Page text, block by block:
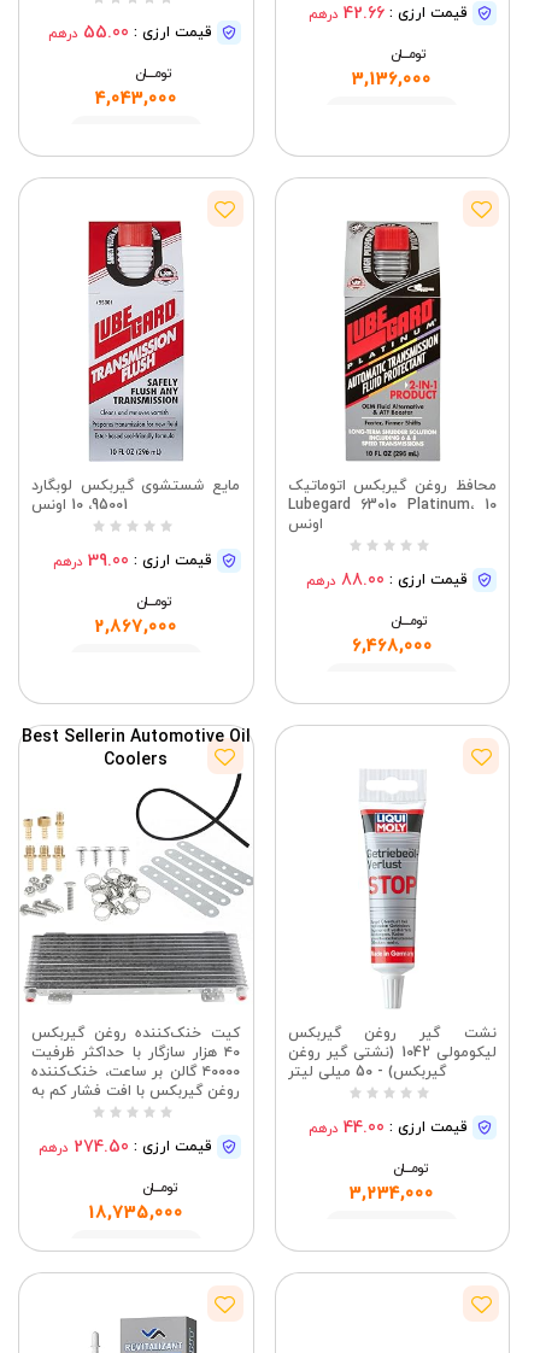
قیمت ارزی : 42.66 درهم
تومــــــان
3,136,000
قیمت ارزی : 55.00 درهم
تومــــــان
4,043,000
محافظ روغن گیربکس اتوماتیک
Lubegard 63010 Platinum، 10
اونس
قیمت ارزی : 88.00 درهم
تومــــــان
6,468,000
مایع شستشوی گیربکس لوبگارد
95001، 10 اونس
قیمت ارزی : 39.00 درهم
تومــــــان
2,867,000
نشت گیر روغن گیربکس
لیکومولی 1042 (نشتی گیر روغن
گیربکس) - 50 میلی لیتر
قیمت ارزی : 44.00 درهم
تومــــــان
3,234,000
Best Sellerin Automotive Oil
Coolers
کیت خنک‌کننده روغن گیربکس
۴۰ هزار سازگار با حداکثر ظرفیت
۴۰۰۰۰ گالن بر ساعت، خنک‌کننده
روغن گیربکس با افت فشار کم به
همراه سخت‌افزار نصب،
قیمت ارزی : 274.50 درهم
تومــــــان
18,735,000
مشاهده